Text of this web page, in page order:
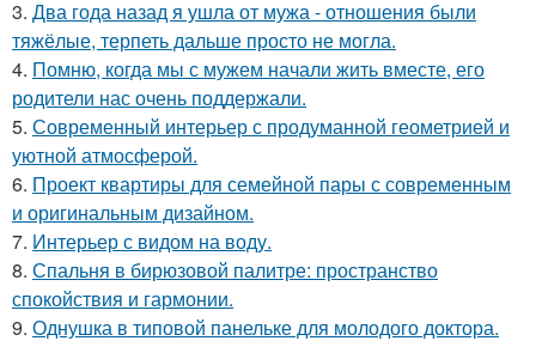
3. Два года назад я ушла от мужа - отношения были
тяжёлые, терпеть дальше просто не могла.
4. Помню, когда мы с мужем начали жить вместе, его
родители нас очень поддержали.
5. Современный интерьер с продуманной геометрией и
уютной атмосферой.
6. Проект квартиры для семейной пары с современным
и оригинальным дизайном.
7. Интерьер с видом на воду.
8. Спальня в бирюзовой палитре: пространство
спокойствия и гармонии.
9. Однушка в типовой панельке для молодого доктора.